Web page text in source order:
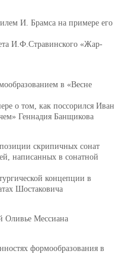
И. Брамса на примере его
И.Ф.Стравинского «Жар-
в «Весне
о том, как поссорился Иван
Геннадия Банщикова
скрипичных сонат
написанных в сонатной
концепции в
Шостаковича
Оливье Мессиана
формообразования в